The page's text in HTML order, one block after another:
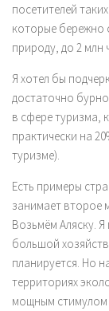
посетителей
которые бережно
природу, до 2 млн
Я хотел бы
достаточно
в сфере туризма,
практически на
туризме).
Есть примеры
занимает второе
Возьмём Аляску.
большой
планируется. Но
территориях
мощным стимулом